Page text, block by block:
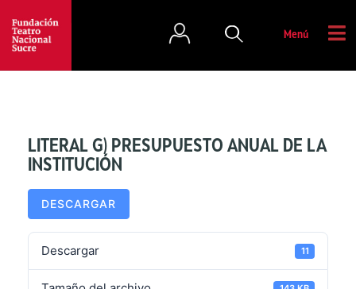
Menú
LITERAL G) PRESUPUESTO ANUAL DE LA
INSTITUCIÓN
DESCARGAR
Descargar 11